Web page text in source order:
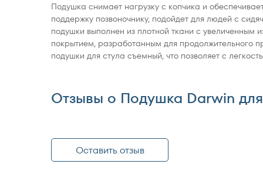
Подушка снимает нагрузку с копчика и
поддержку позвоночнику, подойдет для людей с
подушки выполнен из плотной ткани с увеличенным
покрытием, разработанным для продолжительного
подушки для стула съемный, что позволяет с
Отзывы о Подушка Darwin
Оставить отзыв